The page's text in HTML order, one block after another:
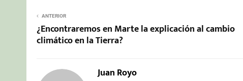
ANTERIOR
¿Encontraremos en Marte la explicación al cambio
climático en la Tierra?
Juan Royo